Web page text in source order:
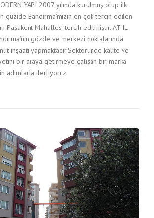
YAPI 2007 yılında kurulmuş olup ilk
güzide Bandırma’mızın en çok tercih edilen
Paşakent Mahallesi tercih edilmiştir. AT-IL
gözde ve merkezi noktalarında
inşaatı yapmaktadır.Sektöründe kalite ve
bir araya getirmeye çalışan bir marka
adımlarla ilerliyoruz.